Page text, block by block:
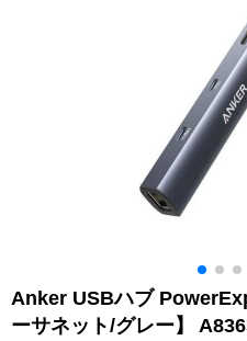
Anker USBハブ
ーサネット/グレー】